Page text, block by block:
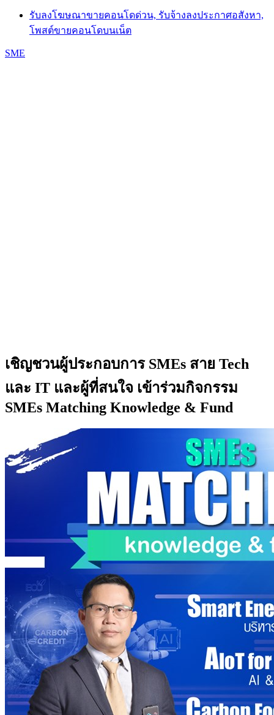
รับลงโฆษณาขายคอนโดด่วน, รับจ้างลงประกาศอสังหา,
โพสต์ขายคอนโดบนเน็ต
SME
เชิญชวนผู้ประกอบการ SMEs สาย Tech
และ IT และผู้ที่สนใจ เข้าร่วมกิจกรรม
SMEs Matching Knowledge & Fund